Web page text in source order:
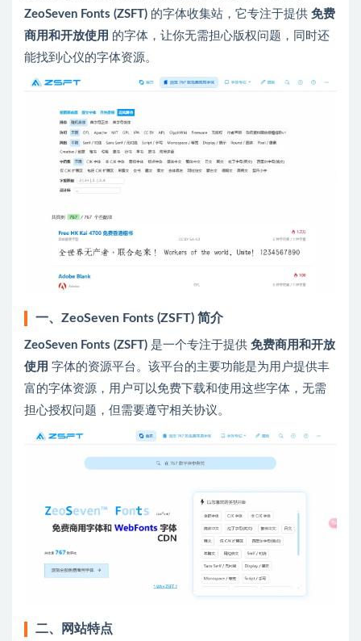
ZeoSeven Fonts (ZSFT) 的字体收集站，它专注于提供 免费
商用和开放使用 的字体，让你无需担心版权问题，同时还
能找到心仪的字体资源。
一、ZeoSeven Fonts (ZSFT) 简介
ZeoSeven Fonts (ZSFT) 是一个专注于提供 免费商用和开放
使用 字体的资源平台。该平台的主要功能是为用户提供丰
富的字体资源，用户可以免费下载和使用这些字体，无需
担心授权问题，但需要遵守相关协议。
二、网站特点